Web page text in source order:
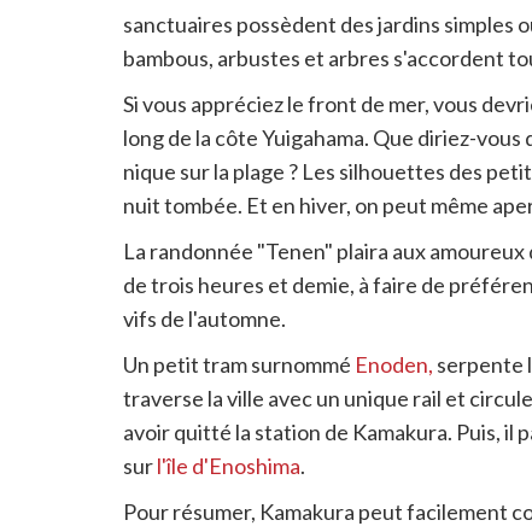
sanctuaires possèdent des jardins simples
bambous, arbustes et arbres s'accordent
Si vous appréciez le front de mer, vous
long de la côte Yuigahama. Que diriez-
nique sur la plage ? Les silhouettes des
nuit tombée. Et en hiver, on peut même
La randonnée "Tenen" plaira aux
de trois heures et demie, à faire de
vifs de l'automne.
Un petit tram surnommé Enoden, serpente
traverse la ville avec un unique rail et
avoir quitté la station de Kamakura. Puis, il
surl'île d'Enoshima.
Pour résumer, Kamakura peut facilement